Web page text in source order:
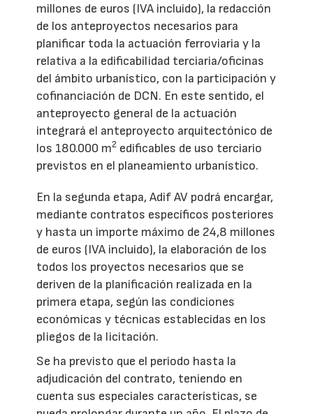
millones de euros (IVA incluido), la redacción
de los anteproyectos necesarios para
planificar toda la actuación ferroviaria y la
relativa a la edificabilidad terciaria/oficinas
del ámbito urbanístico, con la participación y
cofinanciación de DCN. En este sentido, el
anteproyecto general de la actuación
integrará el anteproyecto arquitectónico de
los 180.000 m2 edificables de uso terciario
previstos en el planeamiento urbanístico.
En la segunda etapa, Adif AV podrá encargar,
mediante contratos específicos posteriores
y hasta un importe máximo de 24,8 millones
de euros (IVA incluido), la elaboración de los
todos los proyectos necesarios que se
deriven de la planificación realizada en la
primera etapa, según las condiciones
económicas y técnicas establecidas en los
pliegos de la licitación.
Se ha previsto que el periodo hasta la
adjudicación del contrato, teniendo en
cuenta sus especiales características, se